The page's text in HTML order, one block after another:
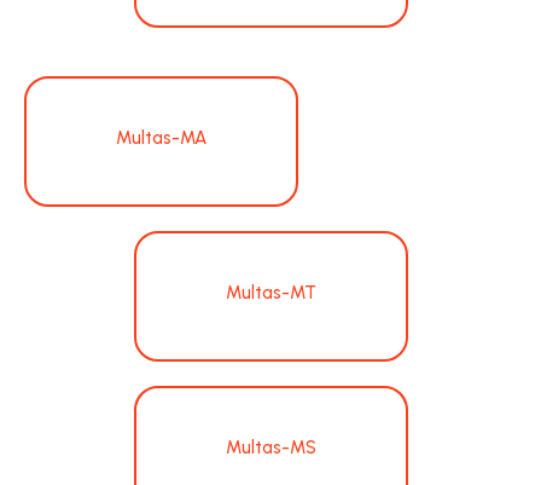
Multas-MA
Multas-MT
Multas-MS